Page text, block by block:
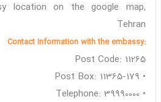
location on the google map,
Tehran
:Contact Information with the embassy
Post Code: 11265
• Post Box: 11365-179
• Telephone: 39990000